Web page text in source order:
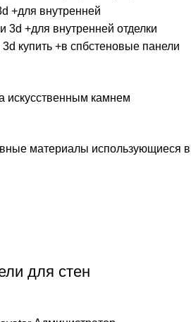
+для внутренней
3d +для внутренней отделки
купить +в спбстеновые панели
искусственным камнем
материалы использующиеся в
для стен